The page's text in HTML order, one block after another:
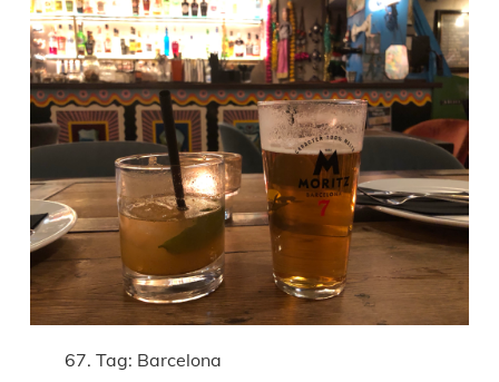
67. Tag: Barcelona